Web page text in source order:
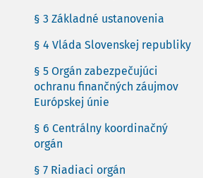
§ 3 Základné ustanovenia
§ 4 Vláda Slovenskej republiky
§ 5 Orgán zabezpečujúci
ochranu finančných záujmov
Európskej únie
§ 6 Centrálny koordinačný
orgán
§ 7 Riadiaci orgán